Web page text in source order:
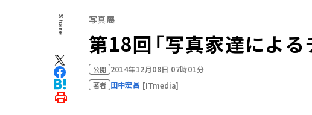
Share 写真展
第18回「写真家達による
公開 2014年12月08日 07時01分
著者 田中宏昌 [ITmedia]